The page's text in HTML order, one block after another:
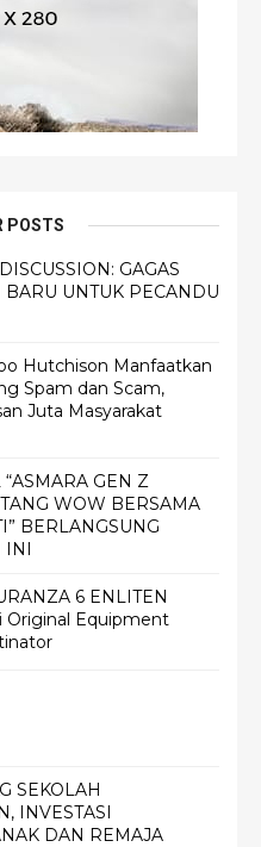
POSTS
GAGAS
UNTUK PECANDU
Hutchison Manfaatkan
Spam dan Scam,
Juta Masyarakat
GEN Z
WOW BERSAMA
BERLANGSUNG
INI
6 ENLITEN
Original Equipment
SEKOLAH
INVESTASI
DAN REMAJA